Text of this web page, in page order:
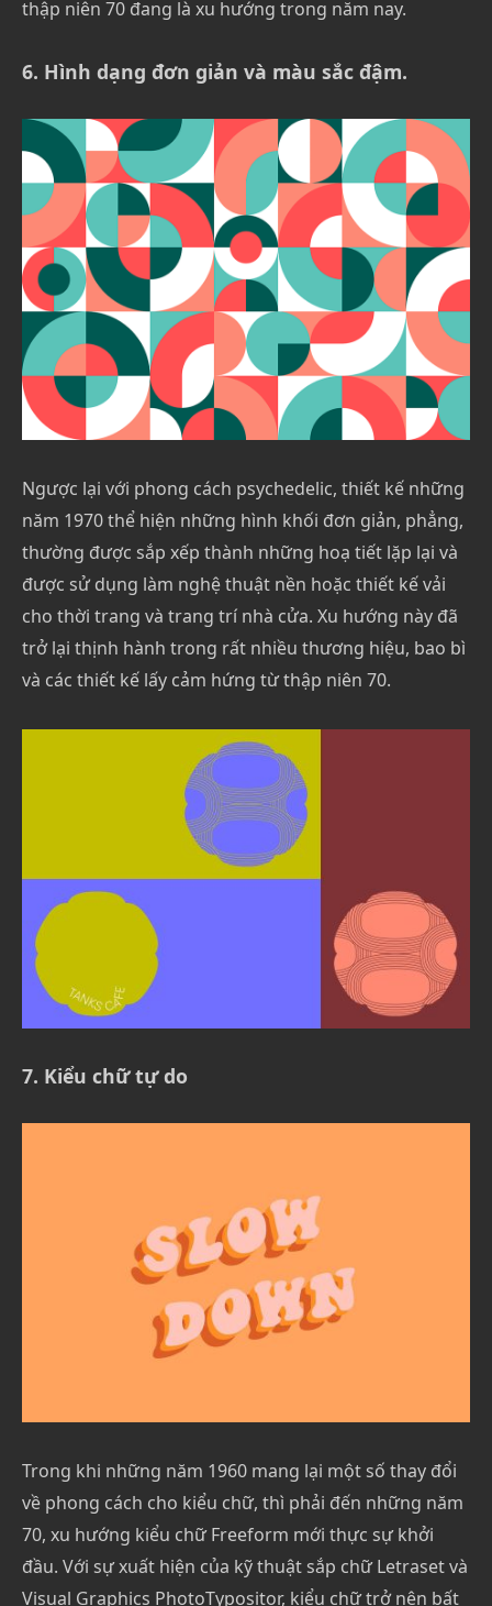
thập niên 70 đang là xu hướng trong năm nay.
6. Hình dạng đơn giản và màu sắc đậm.
Ngược lại với phong cách psychedelic, thiết kế những
năm 1970 thể hiện những hình khối đơn giản, phẳng,
thường được sắp xếp thành những hoạ tiết lặp lại và
được sử dụng làm nghệ thuật nền hoặc thiết kế vải
cho thời trang và trang trí nhà cửa. Xu hướng này đã
trở lại thịnh hành trong rất nhiều thương hiệu, bao bì
và các thiết kế lấy cảm hứng từ thập niên 70.
7. Kiểu chữ tự do
Trong khi những năm 1960 mang lại một số thay đổi
về phong cách cho kiểu chữ, thì phải đến những năm
70, xu hướng kiểu chữ Freeform mới thực sự khởi
đầu. Với sự xuất hiện của kỹ thuật sắp chữ Letraset và
Visual Graphics PhotoTypositor, kiểu chữ trở nên bất